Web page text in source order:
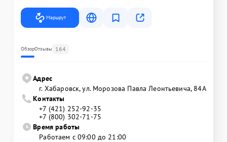
Маршрут
ОбзорОтзывы 164
Адрес
г. Хабаровск, ул. Морозова Павла Леонтьевича, 84А
Контакты
+7 (421) 252-92-35
+7 (800) 302-71-75
Время работы
Работаем с 09:00 до 21:00